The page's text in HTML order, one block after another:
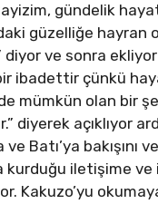
gündelik
güzelliğe hayran
diyor ve sonra ekliyor
ibadettir çünkü
mümkün olan bir
diyerek açıklıyor
ve Batı’ya bakışını
kurduğu iletişime
Kakuzo’yu